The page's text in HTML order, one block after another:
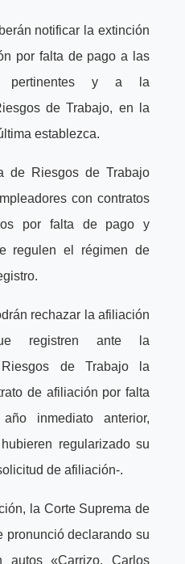
notificar la extinción
por falta de pago a las
pertinentes y a la
de Trabajo, en la
establezca.
de Riesgos de Trabajo
con contratos
por falta de pago y
regulen el régimen de
rechazar la afiliación
registren ante la
de Trabajo la
de afiliación por falta
inmediato anterior,
regularizado su
de afiliación-.
la Corte Suprema de
pronunció declarando su
autos «Carrizo, Carlos